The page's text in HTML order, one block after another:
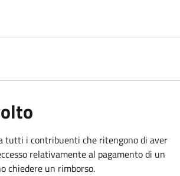
tutti i contribuenti che ritengono di aver
relativamente al pagamento di un
chiedere un rimborso.